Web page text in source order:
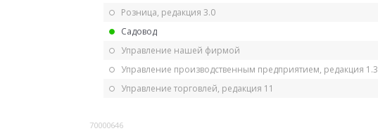
Розница, редакция 3.0
Садовод
Управление нашей фирмой
Управление производственным предприятием, редакция 1.3
Управление торговлей, редакция 11
70000646